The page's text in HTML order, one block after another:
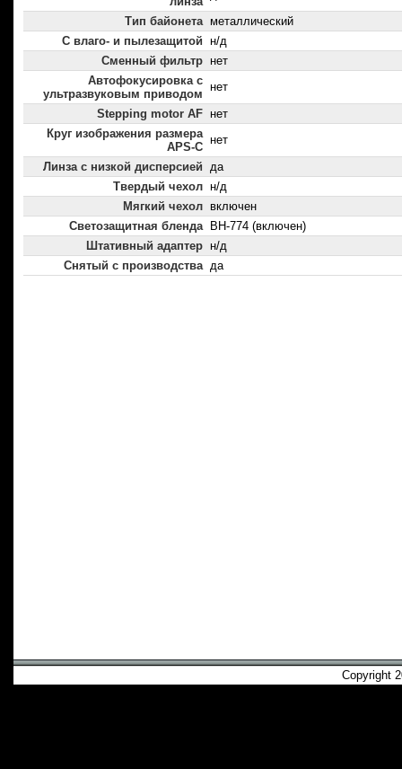
Тип байонета металлический
С влаго- и пылезащитой н/д
Сменный фильтр нет
Автофокусировка с
ультразвуковым приводом
нет
Stepping motor AF нет
Круг изображения размера
APS-C
нет
Линза с низкой дисперсией да
Твердый чехол н/д
Мягкий чехол включен
Светозащитная бленда
BH-774 (включен)
Штативный адаптер н/д
Снятый с производства да
Copyright